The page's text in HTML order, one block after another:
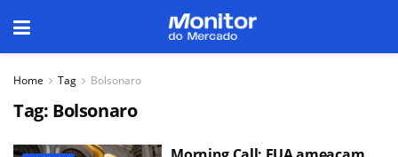
Home Tag Bolsonaro
Tag: Bolsonaro